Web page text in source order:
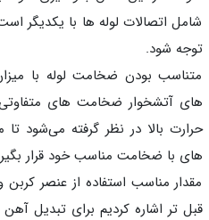
اتصالات لوله ها با یکدیگر است
شود.
بودن ضخامت لوله با میزان
آتشخوار ضخامت های متفاوتی
بالا در نظر گرفته می‌شود تا
با ضخامت مناسب خود قرار بگیرند.
مناسب استفاده از عنصر کربن و
تر اشاره کردیم برای تبدیل آهن به